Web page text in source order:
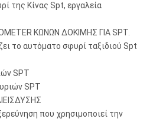
της Κίνας Spt, εργαλεία
ΚΩΝΩΝ ΔΟΚΙΜΗΣ ΓΙΑ SPT.
το αυτόματο σφυρί ταξιδιού Spt
SPT
SPT
που χρησιμοποιεί την